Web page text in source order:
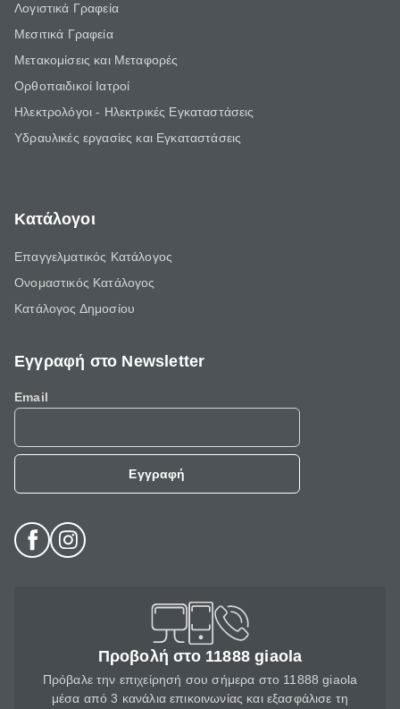
Λογιστικά Γραφεία
Μεσιτικά Γραφεία
Μετακομίσεις και Μεταφορές
Ορθοπαιδικοί Ιατροί
Ηλεκτρολόγοι - Ηλεκτρικές Εγκαταστάσεις
Υδραυλικές εργασίες και Εγκαταστάσεις
Κατάλογοι
Επαγγελματικός Κατάλογος
Ονομαστικός Κατάλογος
Κατάλογος Δημοσίου
Εγγραφή στο Newsletter
Email
Εγγραφή
Προβολή στο 11888 giaola
Πρόβαλε την επιχείρησή σου σήμερα στο 11888 giaola
μέσα από 3 κανάλια επικοινωνίας και εξασφάλισε τη